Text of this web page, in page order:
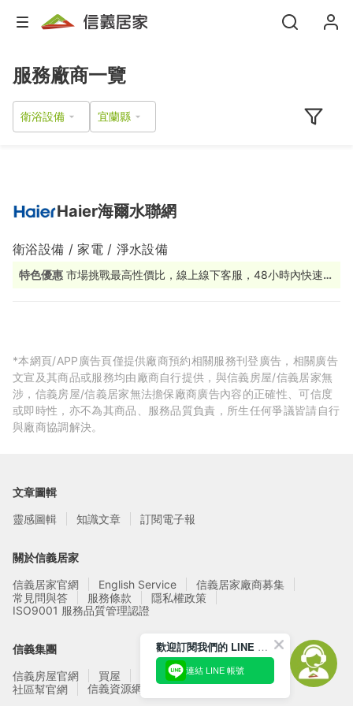
服務廠商一覽
衛浴設備
Haier海爾水聯網
衛浴設備 / 家電 / 淨水設備
特色優惠 市場挑戰最高性價比，線上線下客服，48小時內快速應
*本網頁/APP廣告頁僅提供廠商預約相關服務刊登廣告，相關廣告
文宣及其商品或服務均由廠商自行提供，與信義房屋/信義居家無
涉，信義房屋/信義居家無法擔保廠商廣告內容的正確性、可信度
或即時性，亦不為其商品、服務品質負責，所生任何爭議皆請自行
與廠商協調解決。
文章圖輯
靈感圖輯
知識文章 訂閱電子報
關於信義居家
信義居家官網
English Service
信義居家廠商募集
常見問與答
服務條款
隱私權政策
ISO9001 服務品質管理認證
信義集團
信義房屋官網
買屋 租屋
實價登錄
社區幫官網
信義資源網站
歡迎訂閱我們的 LINE 官方帳號
連結 LINE 帳號